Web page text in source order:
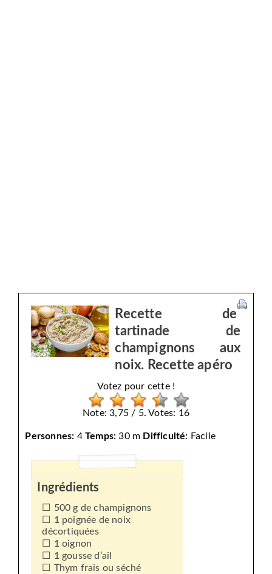
Recette de
tartinade de
champignons aux
noix. Recette apéro
Votez pour cette !
Note: 3,75 / 5. Votes: 16
Personnes: 4 Temps: 30 m Difficulté: Facile
Ingrédients
500 g de champignons
1 poignée de noix
décortiquées
1 oignon
1 gousse d’ail
Thym frais ou séché